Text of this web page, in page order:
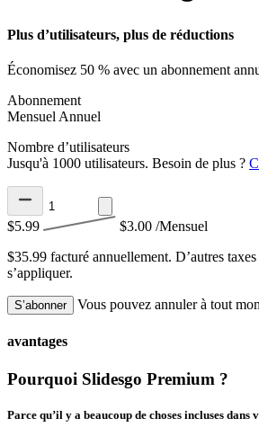
Plus d’utilisateurs, plus de réductions
Économisez 50 % avec un abonnement
Abonnement
Mensuel Annuel
Nombre d’utilisateurs
Jusqu'à 1000 utilisateurs. Besoin de plus ?
$5.99 $3.00 /Mensuel
$35.99 facturé annuellement. D’autres
s’appliquer.
S’abonner Vous pouvez annuler à tout
avantages
Pourquoi Slidesgo Premium ?
Parce qu’il y a beaucoup de choses incluses